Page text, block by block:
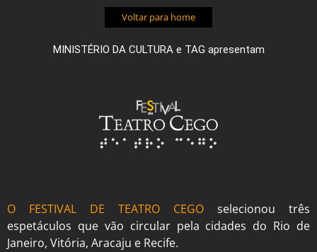
Voltar para home
MINISTÉRIO DA CULTURA e TAG apresentam
O FESTIVAL DE TEATRO CEGO selecionou três
espetáculos que vão circular pela cidades do Rio de
Janeiro, Vitória, Aracaju e Recife.